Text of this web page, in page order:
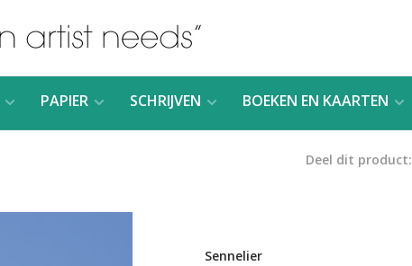
PAPIER SCHRIJVEN BOEKEN EN KAARTEN
Deel dit product:
Sennelier